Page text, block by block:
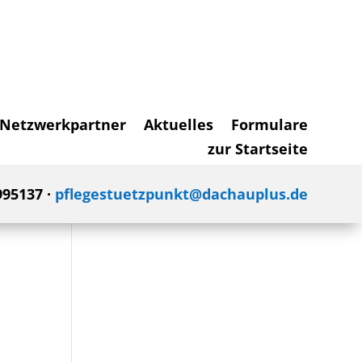
Aktuelles
Formulare
zur Startseite
· pflegestuetzpunkt@dachauplus.de